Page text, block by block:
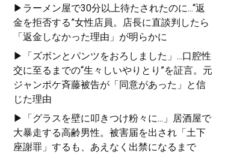
▶ラーメン屋で30分以上待たされたのに...“返
金を拒否する”女性店員。店長に直談判したら
「返金しなかった理由」が明らかに
▶「ズボンとパンツをおろしました」...口腔性
交に至るまでの“生々しいやりとり”を証言。元
ジャンポケ斉藤被告が「同意があった」と信
じた理由
▶「グラスを壁に叩きつけ粉々に...」居酒屋で
大暴走する高齢男性。被害届を出され「土下
座謝罪」するも、あえなく出禁になるまで